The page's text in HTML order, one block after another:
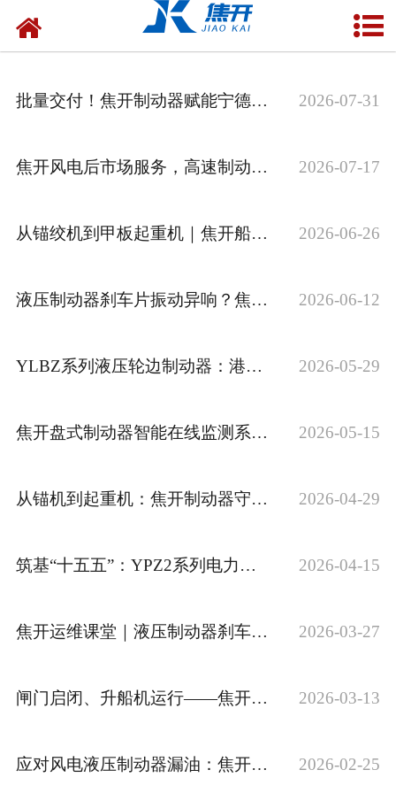
产品中心
项目案例
批量交付！焦开制动器赋能宁德核电闸门安全 2026-07-31
焦开风电后市场服务，高速制动器及联轴器维保解决方案 2026-07-17
从锚绞机到甲板起重机｜焦开船用制动器覆盖全场景重载需求 2026-06-26
液压制动器刹车片振动异响？焦开三套方案快速解决 2026-06-12
YLBZ系列液压轮边制动器：港口大型起重机的防风保障 2026-05-29
焦开盘式制动器智能在线监测系统：从经验判断到数据驱动 2026-05-15
从锚机到起重机：焦开制动器守护船舶甲板作业安全 2026-04-29
筑基“十五五”：YPZ2系列电力液压臂盘制动器为水利水电提供可靠保障 2026-04-15
焦开运维课堂｜液压制动器刹车片振动异响，这样处理更稳妥 2026-03-27
闸门启闭、升船机运行——焦开SB系列安全制动器守护水利安全 2026-03-13
应对风电液压制动器漏油：焦开一站式维保方案，为风场运行护航 2026-02-25